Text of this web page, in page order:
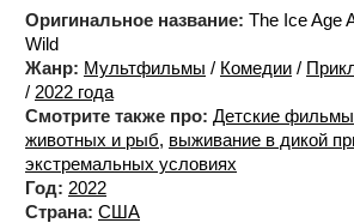
Оригинальное название: The Ice Age
Wild
Жанр: Мультфильмы / Комедии /
/ 2022 года
Смотрите также про: Детские фильмы
животных и рыб, выживание в дикой
экстремальных условиях
Год: 2022
Страна: США